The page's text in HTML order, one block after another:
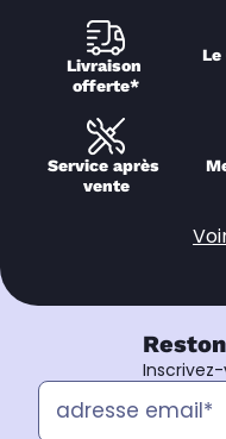
Livraison
offerte*
Service après
vente